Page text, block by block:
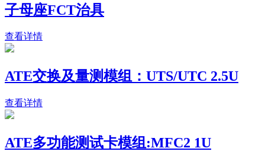
子母座FCT治具
查看详情
ATE交换及量测模组：UTS/UTC 2.5U
查看详情
ATE多功能测试卡模组:MFC2 1U